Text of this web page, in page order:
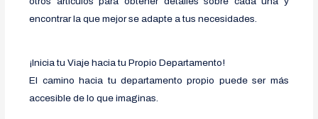
encontrar la que mejor se adapte a tus necesidades.
¡Inicia tu Viaje hacia tu Propio Departamento!
El camino hacia tu departamento propio puede ser más
accesible de lo que imaginas.